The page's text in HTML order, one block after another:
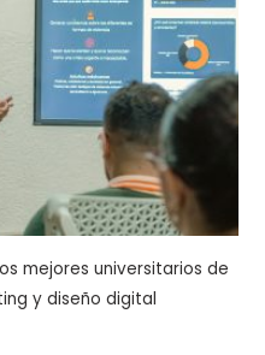
mejores universitarios de
y diseño digital